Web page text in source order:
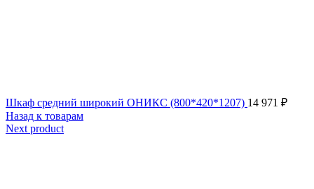
Шкаф средний широкий ОНИКС (800*420*1207) 14 971 ₽
Назад к товарам
Next product